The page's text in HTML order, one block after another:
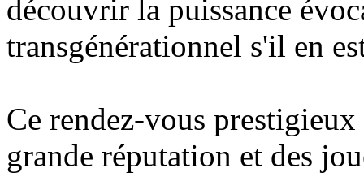
découvrir la puissance
transgénérationnel s'il en
Ce rendez-vous
grande réputation et des